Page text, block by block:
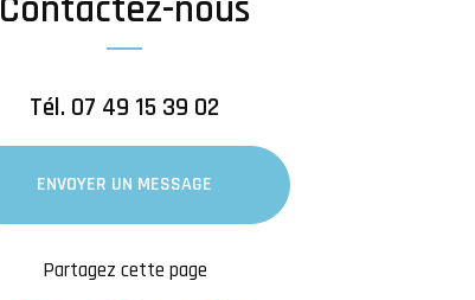
Contactez-nous
Tél. 07 49 15 39 02
ENVOYER UN MESSAGE
Partagez cette page